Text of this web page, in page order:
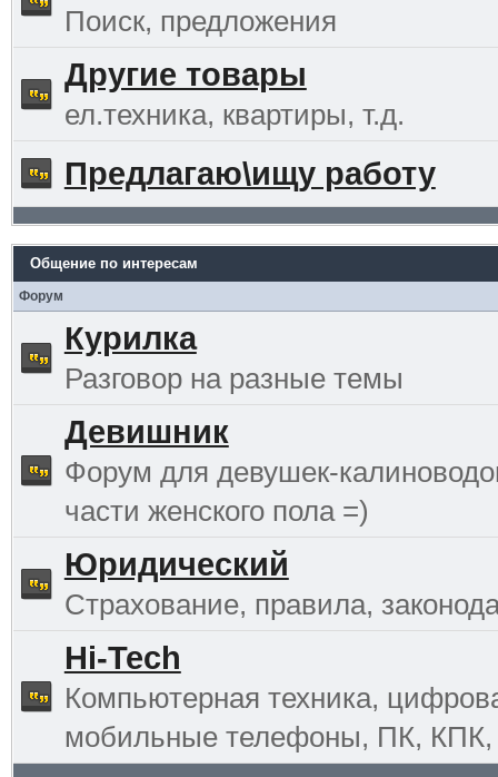
Поиск, предложения
Другие товары
ел.техника, квартиры, т.д.
Предлагаю\ищу работу
Общение по интересам
Форум
Курилка
Разговор на разные темы
Девишник
Форум для девушек-
части женского пола =)
Юридический
Страхование, правила,
Hi-Tech
Компьютерная техника,
мобильные телефоны, ПК, КПК,